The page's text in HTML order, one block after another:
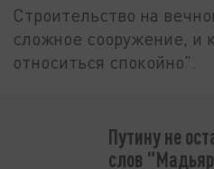
Строительство на
сложное сооружение, и
относиться спокойно".
Путину не
слов